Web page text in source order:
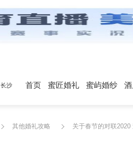
长沙 首页 蜜匠婚礼 蜜屿婚纱
其他婚礼攻略 关于春节的对联